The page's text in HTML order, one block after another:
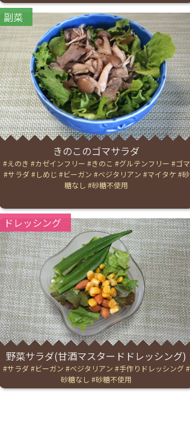
Categories:
副菜
きのこのゴマサラダ
Tags:
えのき カゼインフリー きのこ グルテンフリー
ゴマ
サラダ しめじ ビーガン ベジタリアン マイタケ
砂
糖なし
砂糖不使用
Categories:
ドレッシング
野菜サラダ(甘酒マスタードドレッシング)
Tags:
サラダ ビーガン ベジタリアン
手作りドレッシング
砂糖なし
砂糖不使用